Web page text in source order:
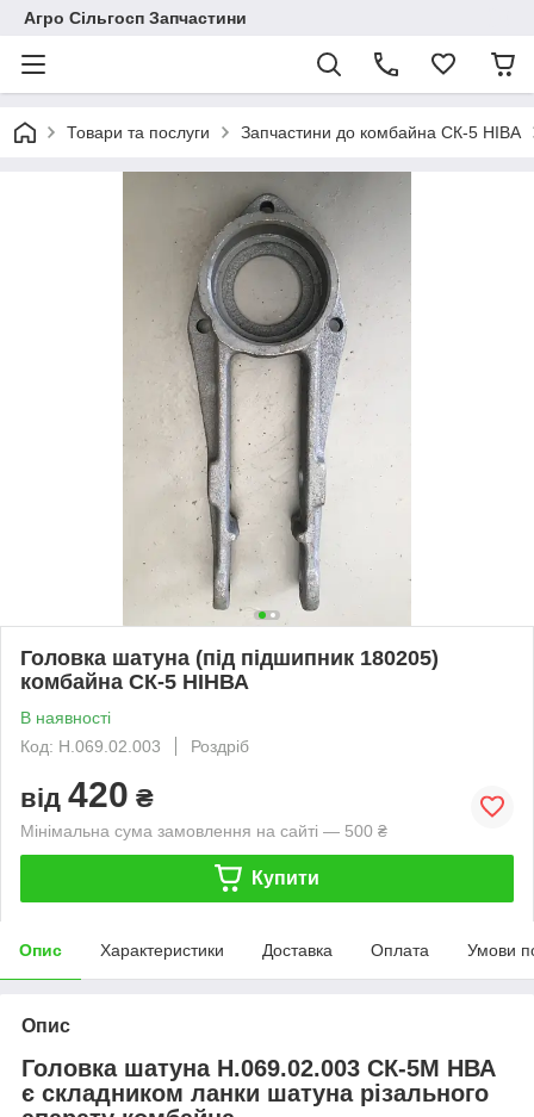
Агро Сільгосп Запчастини
Товари та послуги Запчастини до комбайна СК-5 НІВА
Головка шатуна (під підшипник 180205)
комбайна СК-5 НІНВА
В наявності
Код: Н.069.02.003
Роздріб
від 420 ₴
Мінімальна сума замовлення на сайті — 500 ₴
Купити
Опис Характеристики Доставка Оплата Умови
Опис
Головка шатуна Н.069.02.003 СК-5М НВА
є складником ланки шатуна різального